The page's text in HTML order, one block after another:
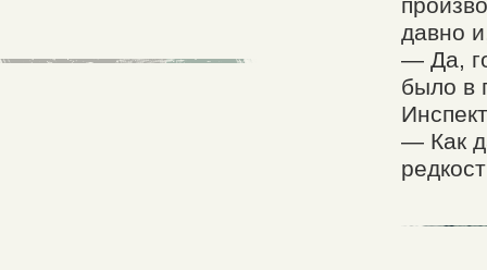
давно
— Да,
было в
— Как